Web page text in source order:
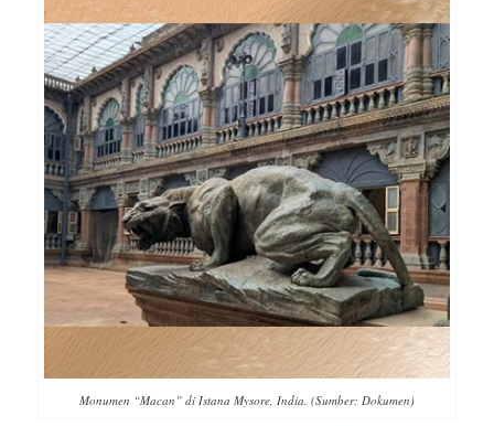
Monumen “Macan” di Istana Mysore, India. (Sumber: Dokumen)